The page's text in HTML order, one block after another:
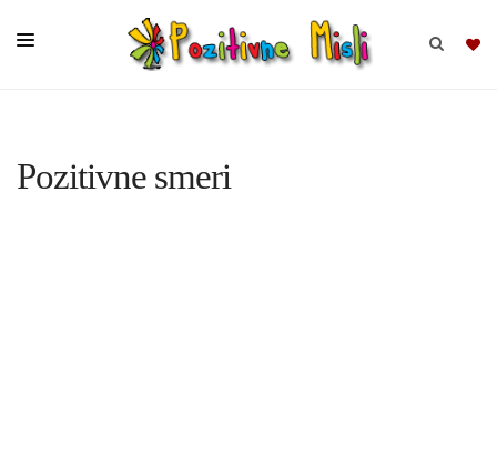
Pozitivne smeri